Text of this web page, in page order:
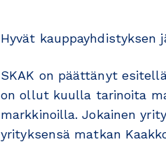
Hyvät kauppayhdistyksen
SKAK on päättänyt
on ollut kuulla tarinoita
markkinoilla. Jokainen
yrityksensä matkan